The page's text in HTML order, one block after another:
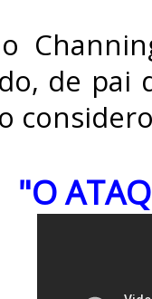
de pai
"O